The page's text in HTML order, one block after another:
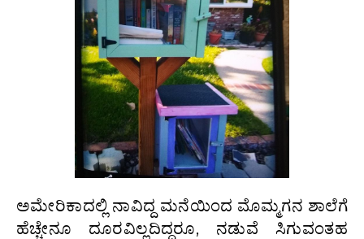
ಅಮೇರಿಕಾದಲ್ಲಿ ನಾವಿದ್ದ ಮನೆಯಿಂದ ಮೊಮ್ಮಗನ ಶಾಲೆಗೆ
ಹೆಚ್ಚೇನೂ ದೂರವಿಲ್ಲದಿದ್ದರೂ, ನಡುವೆ ಸಿಗುವಂತಹ